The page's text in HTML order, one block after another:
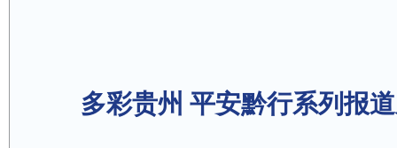
多彩贵州 平安黔行系列报